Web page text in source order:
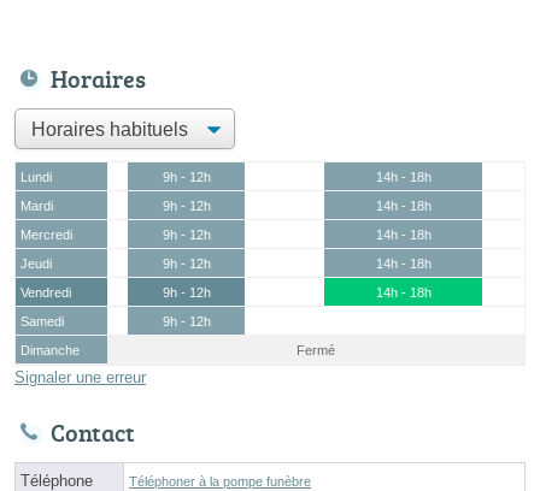
Horaires
Lundi 9h - 12h
14h - 18h
Mardi
9h - 12h
14h - 18h
Mercredi
9h - 12h
14h - 18h
Jeudi
9h - 12h
14h - 18h
Vendredi
9h - 12h
14h - 18h
Samedi
9h - 12h
Dimanche
Fermé
Signaler une erreur
Contact
Téléphone Téléphoner à la pompe funèbre